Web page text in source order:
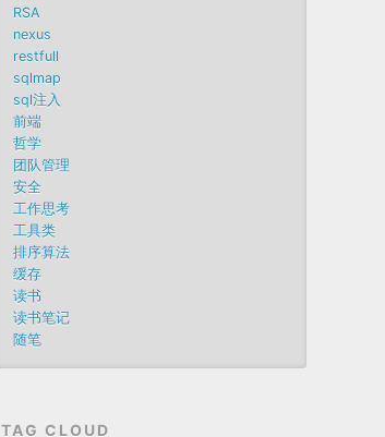
RSA
nexus
restfull
sqlmap
sql注入
前端
哲学
团队管理
安全
工作思考
工具类
排序算法
缓存
读书
读书笔记
随笔
TAG CLOUD